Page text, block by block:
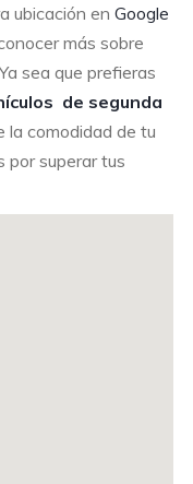
ubicación en Google
más sobre
sea que prefieras
de segunda
la comodidad de tu
por superar tus